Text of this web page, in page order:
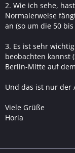
2. Wie ich sehe,
Normalerweise
an (so um die 50
3. Es ist sehr
beobachten kannst
Berlin-Mitte auf
Und das ist nur der
Viele Grüße
Horia